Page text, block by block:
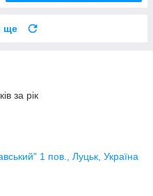
ще
за рік
1 пов., Луцьк, Україна